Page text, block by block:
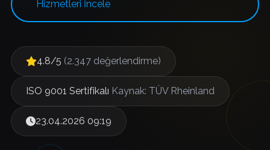
Hizmetleri İncele
4.8/5 (2.347 değerlendirme)
ISO 9001 Sertifikalı Kaynak: TÜV Rheinland
23.04.2026 09:19